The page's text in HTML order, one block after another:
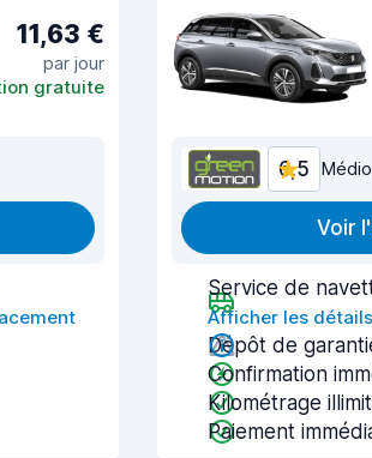
11,63 €
par jour
gratuite
6,5
Voir
Service de
Afficher les
Dépôt de
Confirmation
Kilométrage
Paiement